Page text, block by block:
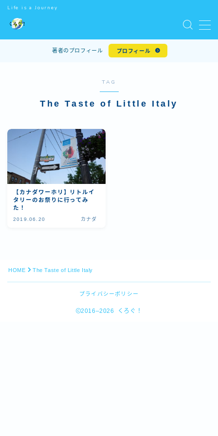
Life is a Journey
ワーキングホリデー
世界のマクドナルド
お問い合わせ
著者のプロフィール プロフィール
TAG
The Taste of Little Italy
【カナダワーホリ】リトルイ
タリーのお祭りに行ってみ
た！
2019.06.20 カナダ
HOME The Taste of Little Italy
プライバシーポリシー
2016–2026 くろぐ！